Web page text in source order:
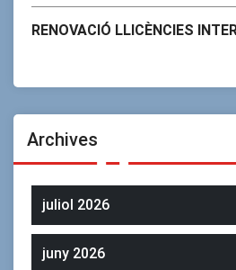
RENOVACIÓ LLICÈNCIES
Archives
juliol 2026
juny 2026